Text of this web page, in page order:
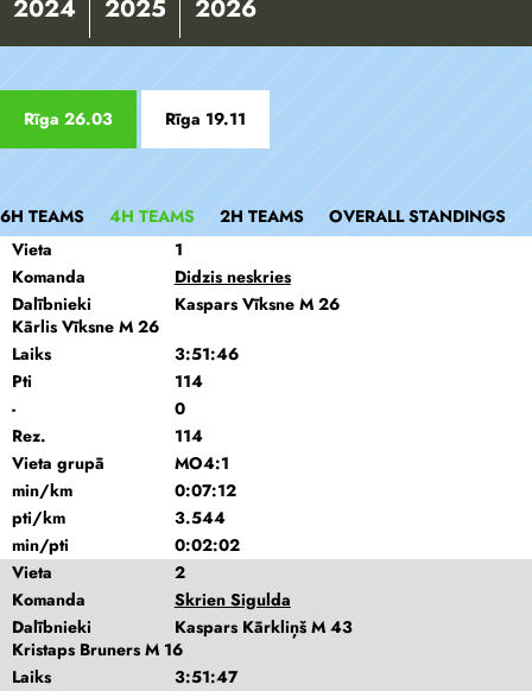
2024 2025 2026
Rīga 26.03 Rīga 19.11
6H TEAMS 4H TEAMS 2H TEAMS
OVERALL STANDINGS
Vieta
1
Komanda
Didzis neskries
Dalībnieki
Kaspars Vīksne M 26
Kārlis Vīksne M 26
Laiks
3:51:46
Pti
114
-
0
Rez.
114
Vieta grupā
MO4:1
min/km
0:07:12
pti/km
3.544
min/pti
0:02:02
Vieta
2
Komanda
Skrien Sigulda
Dalībnieki
Kaspars Kārkliņš M 43
Kristaps Bruners M 16
Laiks
3:51:47